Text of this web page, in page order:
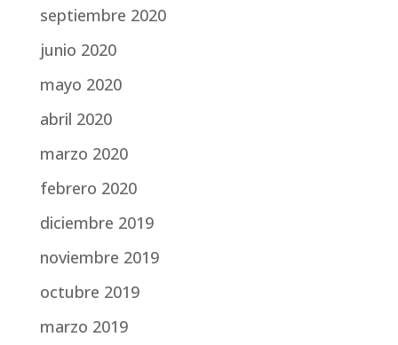
septiembre 2020
junio 2020
mayo 2020
abril 2020
marzo 2020
febrero 2020
diciembre 2019
noviembre 2019
octubre 2019
marzo 2019